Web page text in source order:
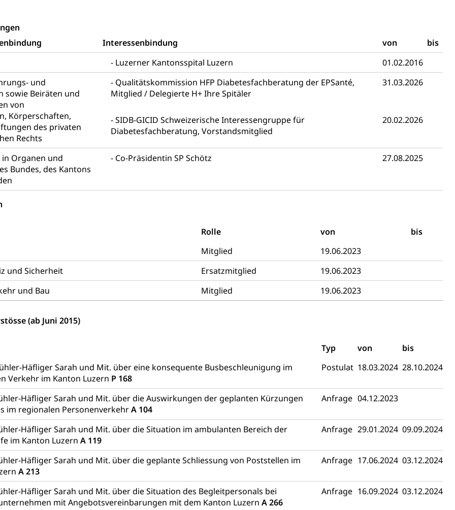
Interessenbindung von
bis
Luzerner Kantonsspital Luzern
01.02.2016
und
sowie Beiräten und
von
Körperschaften,
des privaten
Rechts
Qualitätskommission HFP Diabetesfachberatung der EPSanté,
Mitglied / Delegierte H+ Ihre Spitäler
31.03.2026
SIDB-GICID Schweizerische Interessengruppe für
Diabetesfachberatung, Vorstandsmitglied
20.02.2026
Organen und
Bundes, des Kantons
Co-Präsidentin SP Schötz 27.08.2025
Rolle von
bis
Mitglied
19.06.2023
und Sicherheit
Ersatzmitglied
19.06.2023
und Bau
Mitglied 19.06.2023
(ab Juni 2015)
Typ von
bis
Häfliger Sarah und Mit. über eine konsequente Busbeschleunigung im
Verkehr im Kanton Luzern P 168
Postulat 18.03.2024 28.10.2024
Häfliger Sarah und Mit. über die Auswirkungen der geplanten Kürzungen
im regionalen PersonenverkehrA 104
Anfrage 04.12.2023
Häfliger Sarah und Mit. über die Situation im ambulanten Bereich der
im Kanton Luzern A 119
Anfrage 29.01.2024 09.09.2024
Häfliger Sarah und Mit. über die geplante Schliessung von Poststellen im
A 213
Anfrage 17.06.2024 03.12.2024
Häfliger Sarah und Mit. über die Situation des Begleitpersonals bei
mit Angebotsvereinbarungen mit dem Kanton Luzern A 266
Anfrage 16.09.2024 03.12.2024
Aufenthalt, Niederlassung, Wohnsitz
Visum, Geburtsurkunde
Strafregisterauszug bestellen
Waffen, Sprengstoffe und Pyrotechnik
Staatsbürgerschaft, Bürgerrecht, Erwerb des Bürgerrechts, Verlust des Bürgerrechts,
Geburtsanzeige
(WAS Luzern) Schwangerschaft / Geburt (gruezi.lu.ch)
Jugendschutz
Pflege, Spitex
Pflegeheimliste und freie Pflegeplätze Betreuung von Angehörigen (WAS Luzern)
Seelsorge, Religionsgemeinschaft
Im Kanton Luzern (unilu) Religion (gruezi.lu.ch)
Wildtiere, Veterinärmedizin, Tiermedizin, Tierarzt, Tierschutz, Jagd, Fischerei, Viehzucht
Hobbytierhaltung und Bienen Veterinärdienst Wildtiere Halten von Wildtieren
Haltung Heimtiere
Testament, Erbrecht, Erbschaft, Todesschein, Todesanzeige, Zivilstandsamt, Erben, Erbenliste
Militärdienstpflicht, Wehrpflicht, Berufssoldat, Militärdienstverweigerer, Dienstverweigerer, Militärdienstverweigerung,
Wehrpflichtersatzabgabe
Armee Erwerbsausfallentschädigung (WAS Luzern)